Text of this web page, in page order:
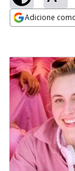
Adicione